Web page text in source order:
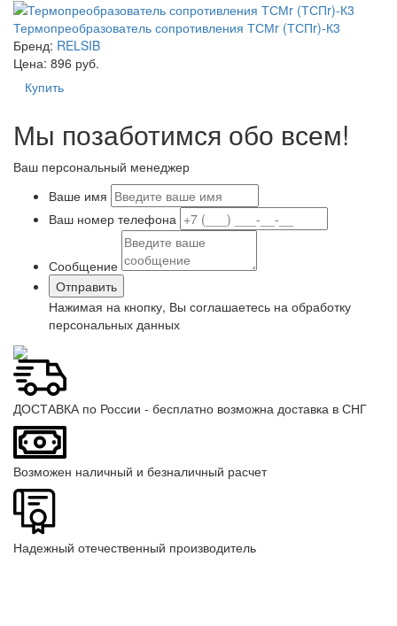
Термопреобразователь сопротивления ТСМr (ТСПr)-К3
Бренд: RELSIB
Цена: 896 руб.
Купить
Мы позаботимся обо всем!
Ваш персональный менеджер
Ваше имя
Ваш номер телефона
Сообщение
Нажимая на кнопку, Вы соглашаетесь на обработку
персональных данных
ДОСТАВКА по России - бесплатно возможна доставка в СНГ
Возможен наличный и безналичный расчет
Надежный отечественный производитель